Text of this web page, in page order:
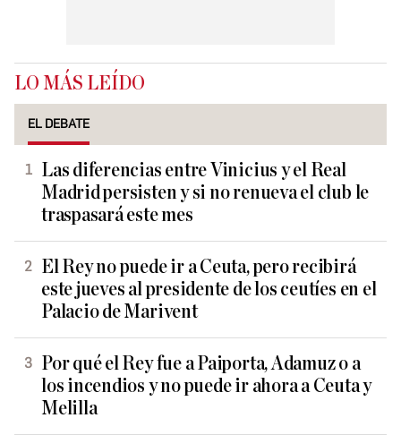
LO MÁS LEÍDO
EL DEBATE
Las diferencias entre Vinicius y el Real
Madrid persisten y si no renueva el club le
traspasará este mes
El Rey no puede ir a Ceuta, pero recibirá
este jueves al presidente de los ceutíes en el
Palacio de Marivent
Por qué el Rey fue a Paiporta, Adamuz o a
los incendios y no puede ir ahora a Ceuta y
Melilla